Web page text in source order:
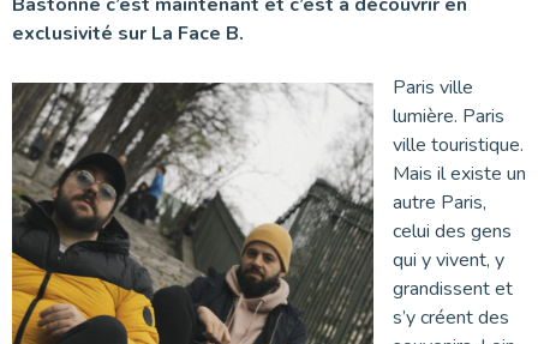
exclusivité sur La Face B.
Paris ville
lumière. Paris
ville touristique.
Mais il existe un
autre Paris,
celui des gens
qui y vivent, y
grandissent et
s’y créent des